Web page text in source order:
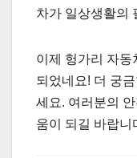
차가 일상생활의
이제 헝가리 자동
되었네요! 더 궁
세요. 여러분의
움이 되길 바랍니